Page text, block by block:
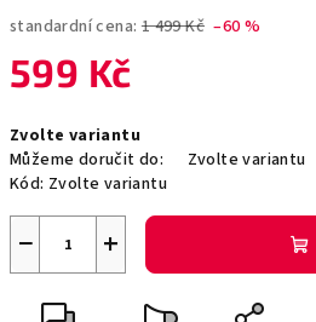
standardní cena: 1 499 Kč –60 %
599 Kč
cena:
Zvolte variantu
Můžeme doručit do:
Zvolte variantu
Kód: Zvolte variantu
+
−